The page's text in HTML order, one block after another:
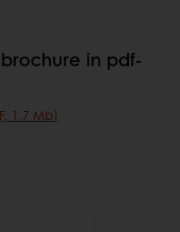
in pdf-
1.7 Mb)